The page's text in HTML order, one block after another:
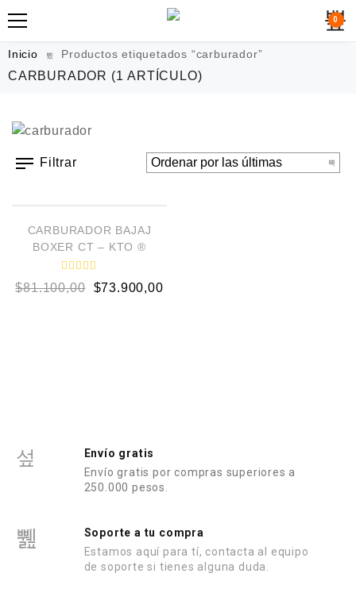
0
Inicio Productos etiquetados “carburador”
CARBURADOR (1 ARTÍCULO)
Filtrar
CARBURADOR BAJAJ
BOXER CT – KTO ®
V
a
$81.100,00 $73.900,00
Envío gratis
Envío gratis por compras superiores a
250.000 pesos.
Soporte a tu compra
Estamos aquí para tí, contacta al equipo
de soporte si tienes alguna duda.